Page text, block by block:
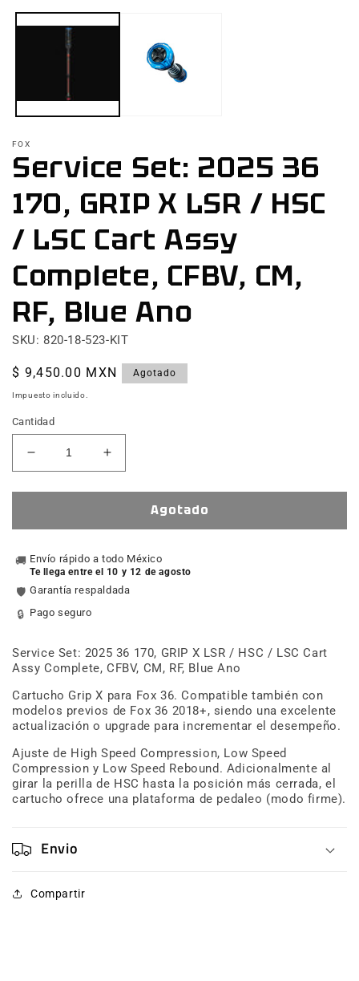
elemento
multimedia
FOX
Service Set: 2025 36
170, GRIP X LSR / HSC
/ LSC Cart Assy
Complete, CFBV, CM,
RF, Blue Ano
SKU: 820-18-523-KIT
Precio
habitual
$ 9,450.00 MXN Agotado
Impuesto incluido.
Cantidad
Reducir
cantidad
para
Set:
36
170,
GRIP
X
HSC
LSC
Cart
Assy
Complete,
CFBV,
CM,
RF,
Aumentar
cantidad
para
Service
Set:
36
170,
GRIP
/
HSC
LSC
Cart
Assy
Complete,
CFBV,
CM,
RF,
Agotado
🚚 Envío rápido a todo México
Te llega entre el 10 y 12 de agosto
🛡️ Garantía respaldada
🔒 Pago seguro
Service Set: 2025 36 170, GRIP X LSR / HSC / LSC Cart
Assy Complete, CFBV, CM, RF, Blue Ano
Cartucho Grip X para Fox 36. Compatible también con
modelos previos de Fox 36 2018+, siendo una excelente
actualización o upgrade para incrementar el desempeño.
Ajuste de High Speed Compression, Low Speed
Compression y Low Speed Rebound. Adicionalmente al
girar la perilla de HSC hasta la posición más cerrada, el
cartucho ofrece una plataforma de pedaleo (modo firme).
Envio
Compartir